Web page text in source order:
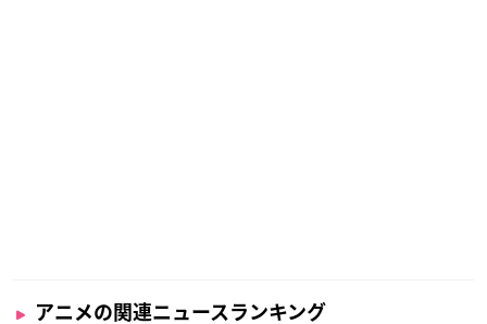
アニメの関連ニュースランキング